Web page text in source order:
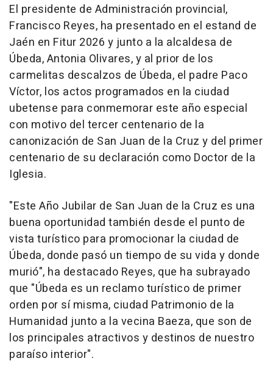
El presidente de Administración provincial,
Francisco Reyes, ha presentado en el estand de
Jaén en Fitur 2026 y junto a la alcaldesa de
Úbeda, Antonia Olivares, y al prior de los
carmelitas descalzos de Úbeda, el padre Paco
Víctor, los actos programados en la ciudad
ubetense para conmemorar este año especial
con motivo del tercer centenario de la
canonización de San Juan de la Cruz y del primer
centenario de su declaración como Doctor de la
Iglesia.
"Este Año Jubilar de San Juan de la Cruz es una
buena oportunidad también desde el punto de
vista turístico para promocionar la ciudad de
Úbeda, donde pasó un tiempo de su vida y donde
murió", ha destacado Reyes, que ha subrayado
que "Úbeda es un reclamo turístico de primer
orden por sí misma, ciudad Patrimonio de la
Humanidad junto a la vecina Baeza, que son de
los principales atractivos y destinos de nuestro
paraíso interior".